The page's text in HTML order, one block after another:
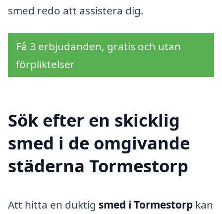
smed redo att assistera dig.
Få 3 erbjudanden, gratis och utan
förpliktelser
Sök efter en skicklig
smed i de omgivande
städerna Tormestorp
Att hitta en duktig smed i Tormestorp kan